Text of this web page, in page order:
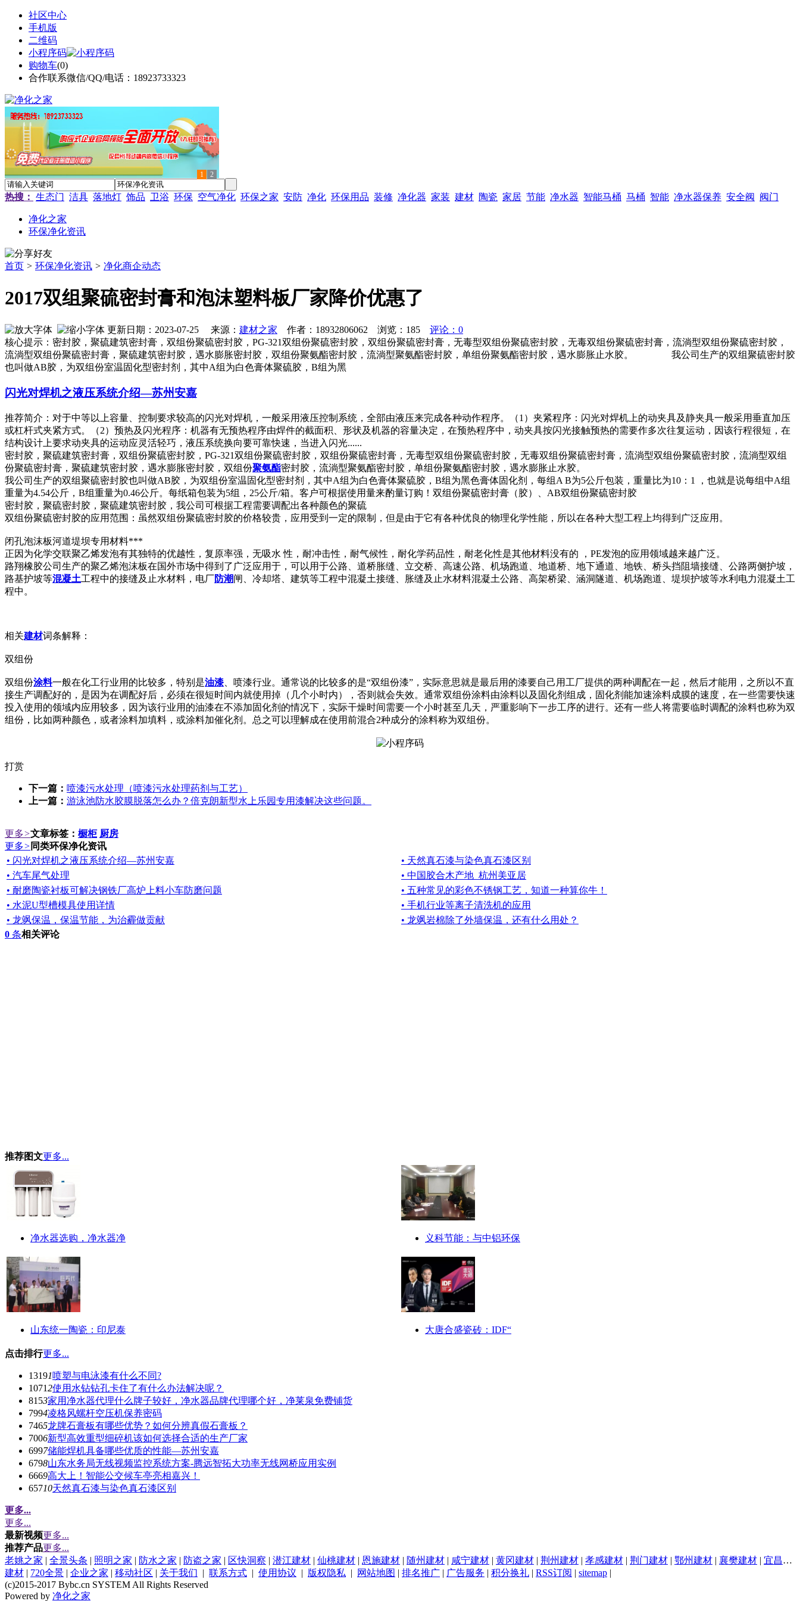
社区中心
手机版
二维码
小程序码
购物车(0)
合作联系微信/QQ/电话：18923733323
1 2
热搜： 生态门 洁具 落地灯 饰品 卫浴 环保 空气净化 环保之家 安防 净化 环保用品 装修 净化器 家装 建材 陶瓷 家居 节能 净水器 智能马桶 马桶 智能 净水器保养 安全阀 阀门
净化之家
环保净化资讯
首页 > 环保净化资讯 > 净化商企动态
2017双组聚硫密封膏和泡沫塑料板厂家降价优惠了
更新日期：2023-07-25 来源： 建材之家 作者：18932806062 浏览： 185
评论：0
核心提示：密封胶，聚硫建筑密封膏，双组份聚硫密封胶，PG-321双组份聚硫密封胶，双组份聚硫密封膏，无毒型双组份聚硫密封胶，无毒双组份聚硫密封膏，流淌型双组份聚硫密封胶，
流淌型双组份聚硫密封膏，聚硫建筑密封胶，遇水膨胀密封胶，双组份聚氨酯密封胶，流淌型聚氨酯密封胶，单组份聚氨酯密封胶，遇水膨胀止水胶。 我公司生产的双组聚硫密封胶
也叫做AB胶，为双组份室温固化型密封剂，其中A组为白色膏体聚硫胶，B组为黑
闪光对焊机之液压系统介绍—苏州安嘉
推荐简介：对于中等以上容量、控制要求较高的闪光对焊机，一般采用液压控制系统，全部由液压来完成各种动作程序。（1）夹紧程序：闪光对焊机上的动夹具及静夹具一般采用垂直加压
或杠杆式夹紧方式。（2）预热及闪光程序：机器有无预热程序由焊件的截面积、形状及机器的容量决定，在预热程序中，动夹具按闪光接触预热的需要作多次往复运动，因该行程很短，在
结构设计上要求动夹具的运动应灵活轻巧，液压系统换向要可靠快速，当进入闪光......
密封胶，聚硫建筑密封膏，双组份聚硫密封胶，PG-321双组份聚硫密封胶，双组份聚硫密封膏，无毒型双组份聚硫密封胶，无毒双组份聚硫密封膏，流淌型双组份聚硫密封胶，流淌型双组
份聚硫密封膏，聚硫建筑密封胶，遇水膨胀密封胶，双组份聚氨酯密封胶，流淌型聚氨酯密封胶，单组份聚氨酯密封胶，遇水膨胀止水胶。
我公司生产的双组聚硫密封胶也叫做AB胶，为双组份室温固化型密封剂，其中A组为白色膏体聚硫胶，B组为黑色膏体固化剂，每组A B为5公斤包装，重量比为10：1 ，也就是说每组中A组
重量为4.54公斤，B组重量为0.46公斤。每纸箱包装为5组，25公斤/箱。客户可根据使用量来酌量订购！双组份聚硫密封膏（胶）、AB双组份聚硫密封胶
密封胶，聚硫密封胶，聚硫建筑密封胶，我公司可根据工程需要调配出各种颜色的聚硫
双组份聚硫密封胶的应用范围：虽然双组份聚硫密封胶的价格较贵，应用受到一定的限制，但是由于它有各种优良的物理化学性能，所以在各种大型工程上均得到广泛应用。
闭孔泡沫板河道堤坝专用材料***
正因为化学交联聚乙烯发泡有其独特的优越性，复原率强，无吸水 性，耐冲击性，耐气候性，耐化学药品性，耐老化性是其他材料没有的 ，PE发泡的应用领域越来越广泛。
路翔橡胶公司生产的聚乙烯泡沫板在国外市场中得到了广泛应用于，可以用于公路、道桥胀缝、立交桥、高速公路、机场跑道、地道桥、地下通道、地铁、桥头挡阻墙接缝、公路两侧护坡，
路基护坡等混凝土工程中的接缝及止水材料，电厂防潮闸、冷却塔、建筑等工程中混凝土接缝、胀缝及止水材料混凝土公路、高架桥梁、涵洞隧道、机场跑道、堤坝护坡等水利电力混凝土工
程中。
相关建材词条解释：
双组份
双组份涂料一般在化工行业用的比较多，特别是油漆 、喷漆行业。通常说的比较多的是“双组份漆”，实际意思就是最后用的漆要自己用工厂提供的两种调配在一起，然后才能用，之所以不直
接生产调配好的，是因为在调配好后，必须在很短时间内就使用掉（几个小时内），否则就会失效。通常双组份涂料由涂料以及固化剂组成，固化剂能加速涂料成膜的速度，在一些需要快速
投入使用的领域内应用较多，因为该行业用的油漆在不添加固化剂的情况下，实际干燥时间需要一个小时甚至几天，严重影响下一步工序的进行。还有一些人将需要临时调配的涂料也称为双
组份，比如两种颜色，或者涂料加填料，或涂料加催化剂。总之可以理解成在使用前混合2种成分的涂料称为双组份。
打赏
下一篇： 喷漆污水处理（喷漆污水处理药剂与工艺）
上一篇： 游泳池防水胶膜脱落怎么办？倍克朗新型水上乐园专用漆解决这些问题。
更多>文章标签： 橱柜 厨房
更多> 同类环保净化资讯
• 闪光对焊机之液压系统介绍—苏州安嘉
• 天然真石漆与染色真石漆区别
• 汽车尾气处理
• 中国胶合木产地_杭州美亚居
• 耐磨陶瓷衬板可解决钢铁厂高炉上料小车防磨问题
• 五种常见的彩色不锈钢工艺，知道一种算你牛！
• 水泥U型槽模具使用详情
• 手机行业等离子清洗机的应用
• 龙飒保温，保温节能，为治霾做贡献
• 龙飒岩棉除了外墙保温，还有什么用处？
0 条相关评论
推荐图文更多...
净水器选购，净水器净 义科节能：与中铝环保
山东统一陶瓷：印尼泰 大唐合盛瓷砖：IDF“
点击排行更多...
13191喷塑与电泳漆有什么不同?
10712使用水钻钻孔卡住了有什么办法解决呢？
8153家用净水器代理什么牌子较好，净水器品牌代理哪个好，净莱泉免费铺货
7994凌格风螺杆空压机保养密码
7465龙牌石膏板有哪些优势？如何分辨真假石膏板？
7006新型高效重型细碎机该如何选择合适的生产厂家
6997储能焊机具备哪些优质的性能—苏州安嘉
6798山东水务局无线视频监控系统方案-腾远智拓大功率无线网桥应用实例
6669高大上！智能公交候车亭亮相嘉兴！
65710天然真石漆与染色真石漆区别
更多...
更多...
最新视频更多...
推荐产品更多...
老姚之家 | 全景头条 | 照明之家 | 防水之家 | 防盗之家 | 区快洞察 | 潜江建材 | 仙桃建材 | 恩施建材 | 随州建材 | 咸宁建材 | 黄冈建材 | 荆州建材 | 孝感建材 | 荆门建材 | 鄂州建材 | 襄樊建材 | 宜昌建材
建材 | 720全景 | 企业之家 | 移动社区 | 关于我们 | 联系方式 | 使用协议 | 版权隐私 | 网站地图 | 排名推广 | 广告服务 | 积分换礼 | RSS订阅 | sitemap |
(c)2015-2017 Bybc.cn SYSTEM All Rights Reserved
Powered by 净化之家